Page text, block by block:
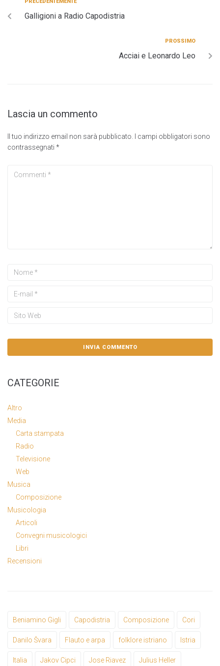
Galligioni a Radio Capodistria
PROSSIMO
Acciai e Leonardo Leo
Lascia un commento
Il tuo indirizzo email non sarà pubblicato.
I campi obbligatori sono
contrassegnati *
CATEGORIE
Altro
Media
Carta stampata
Radio
Televisione
Web
Musica
Composizione
Musicologia
Articoli
Convegni musicologici
Libri
Recensioni
Beniamino Gigli Capodistria Composizione Cori
Danilo Švara Flauto e arpa folklore istriano Istria
Italia Jakov Cipci Jose Riavez Julius Heller